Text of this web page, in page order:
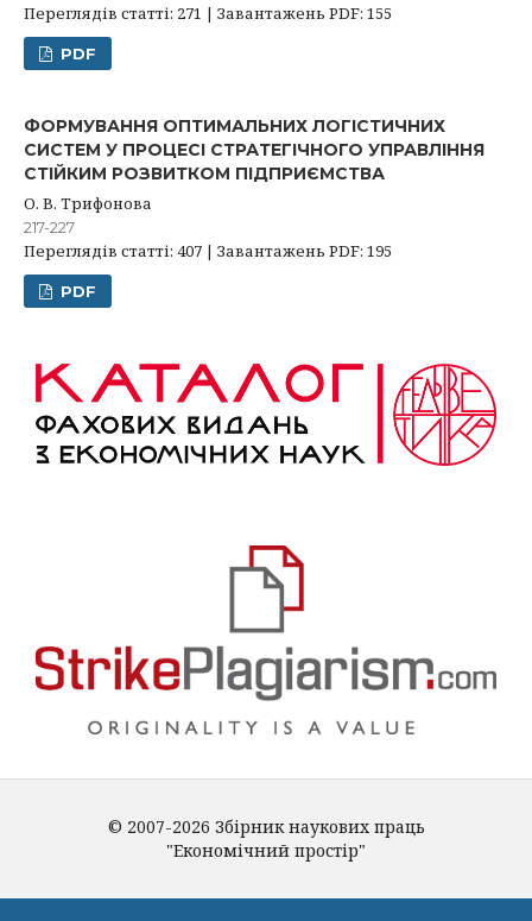
Переглядів статті: 271 | Завантажень PDF: 155
PDF
ФОРМУВАННЯ ОПТИМАЛЬНИХ ЛОГІСТИЧНИХ
СИСТЕМ У ПРОЦЕСІ СТРАТЕГІЧНОГО УПРАВЛІННЯ
СТІЙКИМ РОЗВИТКОМ ПІДПРИЄМСТВА
О. В. Трифонова
217-227
Переглядів статті: 407 | Завантажень PDF: 195
PDF
© 2007-2026 Збірник наукових праць
"Економічний простір"